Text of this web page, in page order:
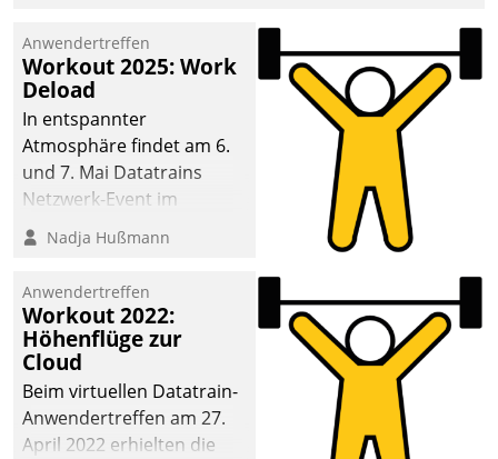
Anwendertreffen
Workout 2025: Work
Deload
In entspannter
Atmosphäre findet am 6.
und 7. Mai Datatrains
Netzwerk-Event im
Kunden- und Partnerkreis
statt. Zentrale Frage: Wie
Mammutprojekte
meistern und Workloads
wuppen – bei zunehmend
anspruchsvollen
Aufgaben und
abnehmendem
Nadja Hußmann
Anwendertreffen
Workout 2022:
Höhenflüge zur
Cloud
Beim virtuellen Datatrain-
Anwendertreffen am 27.
April 2022 erhielten die